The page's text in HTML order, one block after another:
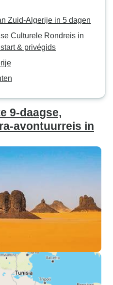
Zuid-Algerije in 5 dagen
Culturele Rondreis in
& privégids
9-daagse,
avontuurreis in